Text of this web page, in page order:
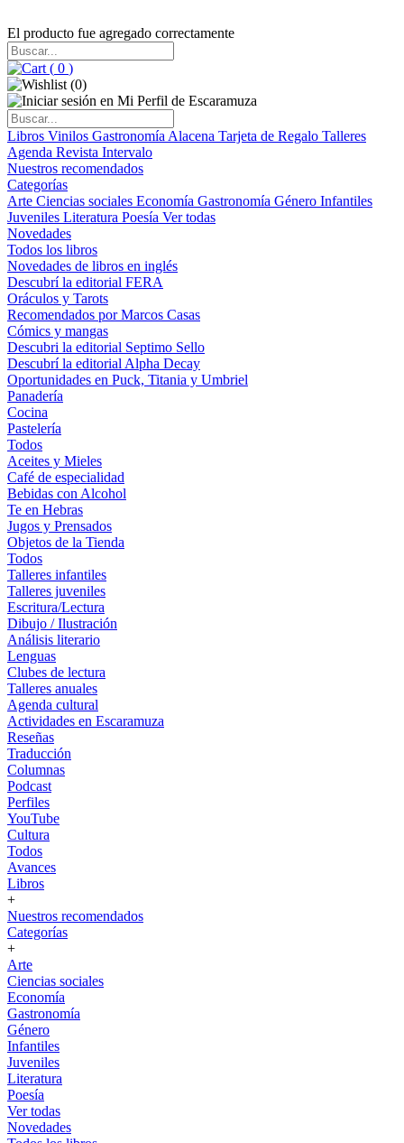
El producto fue agregado correctamente
( 0 )
(0)
Libros Vinilos Gastronomía Alacena Tarjeta de Regalo Talleres
Agenda Revista Intervalo
Nuestros recomendados
Categorías
Arte Ciencias sociales Economía Gastronomía Género Infantiles
Juveniles Literatura Poesía Ver todas
Novedades
Todos los libros
Novedades de libros en inglés
Descubrí la editorial FERA
Oráculos y Tarots
Recomendados por Marcos Casas
Cómics y mangas
Descubri la editorial Septimo Sello
Descubrí la editorial Alpha Decay
Oportunidades en Puck, Titania y Umbriel
Panadería
Cocina
Pastelería
Todos
Aceites y Mieles
Café de especialidad
Bebidas con Alcohol
Te en Hebras
Jugos y Prensados
Objetos de la Tienda
Todos
Talleres infantiles
Talleres juveniles
Escritura/Lectura
Dibujo / Ilustración
Análisis literario
Lenguas
Clubes de lectura
Talleres anuales
Agenda cultural
Actividades en Escaramuza
Reseñas
Traducción
Columnas
Podcast
Perfiles
YouTube
Cultura
Todos
Avances
Libros
+
Nuestros recomendados
Categorías
+
Arte
Ciencias sociales
Economía
Gastronomía
Género
Infantiles
Juveniles
Literatura
Poesía
Ver todas
Novedades